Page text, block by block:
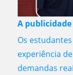
A
Os
experiência
demandas